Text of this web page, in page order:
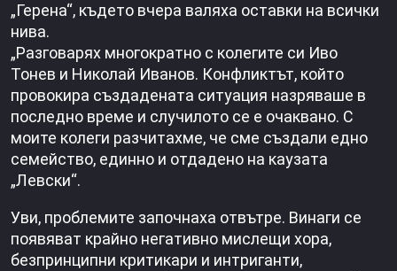
„Герена“, където вчера валяха оставки на всички
нива.
„Разговарях многократно с колегите си Иво
Тонев и Николай Иванов. Конфликтът, който
провокира създадената ситуация назряваше в
последно време и случилото се е очаквано. С
моите колеги разчитахме, че сме създали едно
семейство, единно и отдадено на каузата
„Левски“.
Уви, проблемите започнаха отвътре. Винаги се
появяват крайно негативно мислещи хора,
безпринципни критикари и интриганти,